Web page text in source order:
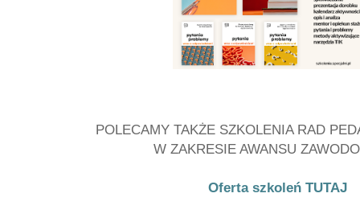
POLECAMY TAKŻE SZKOLENIA RAD
W ZAKRESIE AWANSU
Oferta szkoleń TUTAJ